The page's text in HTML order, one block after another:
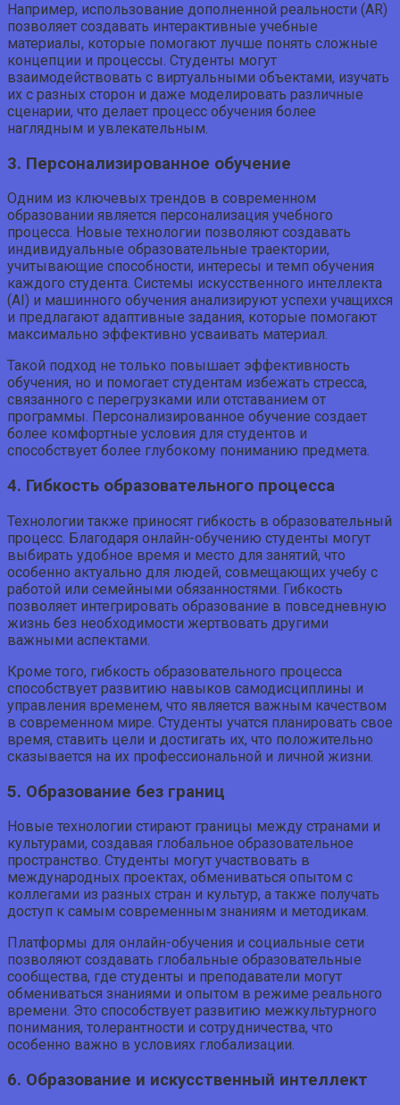
Например, использование дополненной реальности (AR)
позволяет создавать интерактивные учебные
материалы, которые помогают лучше понять сложные
концепции и процессы. Студенты могут
взаимодействовать с виртуальными объектами, изучать
их с разных сторон и даже моделировать различные
сценарии, что делает процесс обучения более
наглядным и увлекательным.
3. Персонализированное обучение
Одним из ключевых трендов в современном
образовании является персонализация учебного
процесса. Новые технологии позволяют создавать
индивидуальные образовательные траектории,
учитывающие способности, интересы и темп обучения
каждого студента. Системы искусственного интеллекта
(AI) и машинного обучения анализируют успехи учащихся
и предлагают адаптивные задания, которые помогают
максимально эффективно усваивать материал.
Такой подход не только повышает эффективность
обучения, но и помогает студентам избежать стресса,
связанного с перегрузками или отставанием от
программы. Персонализированное обучение создает
более комфортные условия для студентов и
способствует более глубокому пониманию предмета.
4. Гибкость образовательного процесса
Технологии также приносят гибкость в образовательный
процесс. Благодаря онлайн-обучению студенты могут
выбирать удобное время и место для занятий, что
особенно актуально для людей, совмещающих учебу с
работой или семейными обязанностями. Гибкость
позволяет интегрировать образование в повседневную
жизнь без необходимости жертвовать другими
важными аспектами.
Кроме того, гибкость образовательного процесса
способствует развитию навыков самодисциплины и
управления временем, что является важным качеством
в современном мире. Студенты учатся планировать свое
время, ставить цели и достигать их, что положительно
сказывается на их профессиональной и личной жизни.
5. Образование без границ
Новые технологии стирают границы между странами и
культурами, создавая глобальное образовательное
пространство. Студенты могут участвовать в
международных проектах, обмениваться опытом с
коллегами из разных стран и культур, а также получать
доступ к самым современным знаниям и методикам.
Платформы для онлайн-обучения и социальные сети
позволяют создавать глобальные образовательные
сообщества, где студенты и преподаватели могут
обмениваться знаниями и опытом в режиме реального
времени. Это способствует развитию межкультурного
понимания, толерантности и сотрудничества, что
особенно важно в условиях глобализации.
6. Образование и искусственный интеллект